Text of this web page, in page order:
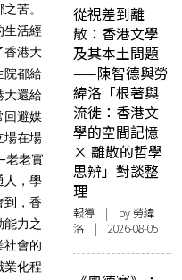
苦。
生活經
香港大
院都給
大還給
回避媒
場在場
老老實
人，學
到，香
能力之
社會的
業化程
從視差到離
散：香港文學
及其本土問題
——陳智德與勞
緯洛「根著與
流徙：香港文
學的空間記憶
× 離散的哲學
思辨」對談整
理
報導 | by 勞緯
洛 | 2026-08-05